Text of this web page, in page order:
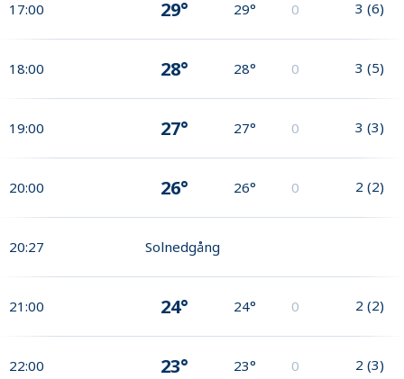
17:00 29° 29° 0 3 (6)
18:00 28° 28° 0 3 (5)
19:00 27° 27° 0 3 (3)
20:00 26° 26° 0 2 (2)
20:27 Solnedgång
21:00 24° 24° 0 2 (2)
22:00 23° 23° 0 2 (3)